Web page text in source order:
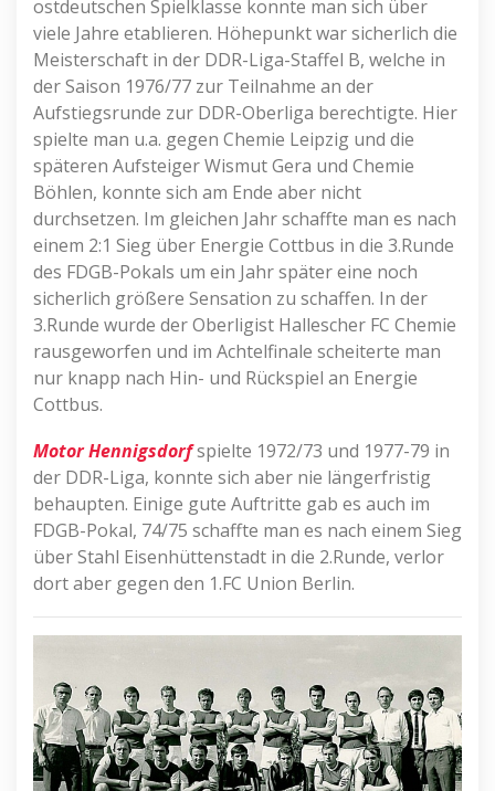
ostdeutschen Spielklasse konnte man sich über
viele Jahre etablieren. Höhepunkt war sicherlich die
Meisterschaft in der DDR-Liga-Staffel B, welche in
der Saison 1976/77 zur Teilnahme an der
Aufstiegsrunde zur DDR-Oberliga berechtigte. Hier
spielte man u.a. gegen Chemie Leipzig und die
späteren Aufsteiger Wismut Gera und Chemie
Böhlen, konnte sich am Ende aber nicht
durchsetzen. Im gleichen Jahr schaffte man es nach
einem 2:1 Sieg über Energie Cottbus in die 3.Runde
des FDGB-Pokals um ein Jahr später eine noch
sicherlich größere Sensation zu schaffen. In der
3.Runde wurde der Oberligist Hallescher FC Chemie
rausgeworfen und im Achtelfinale scheiterte man
nur knapp nach Hin- und Rückspiel an Energie
Cottbus.
Motor Hennigsdorfspielte 1972/73 und 1977-79 in
der DDR-Liga, konnte sich aber nie längerfristig
behaupten. Einige gute Auftritte gab es auch im
FDGB-Pokal, 74/75 schaffte man es nach einem Sieg
über Stahl Eisenhüttenstadt in die 2.Runde, verlor
dort aber gegen den 1.FC Union Berlin.